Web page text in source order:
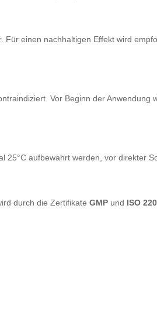
einen nachhaltigen Effekt wird
Vor Beginn der Anwendung
aufbewahrt werden, vor direkter
durch die Zertifikate GMP und ISO